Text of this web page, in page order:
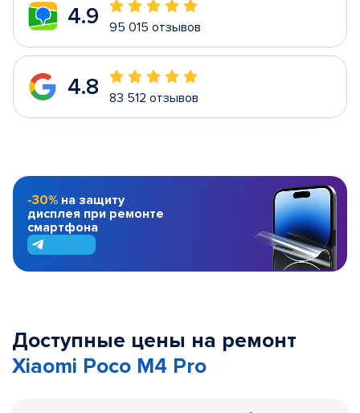
4.9 95 015 отзывов
4.8 83 512 отзывов
-30% на защиту
дисплея при ремонте
смартфона
Доступные цены на ремонт
Xiaomi Poco M4 Pro